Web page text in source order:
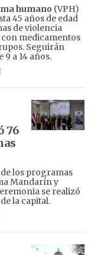
humano (VPH)
45 años de edad
de violencia
medicamentos
Seguirán
a 14 años.
76
los programas
Mandarín y
se realizó
la capital.